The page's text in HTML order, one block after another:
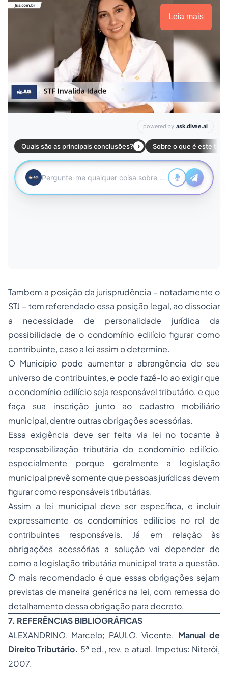
Leia mais
Tambem a posição da jurisprudência – notadamente o
STJ – tem referendado essa posição legal, ao dissociar
a necessidade de personalidade jurídica da
possibilidade de o condomínio edilício figurar como
contribuinte, caso a lei assim o determine.
O Município pode aumentar a abrangência do seu
universo de contribuintes, e pode fazê-lo ao exigir que
o condomínio edilício seja responsável tributário, e que
faça sua inscrição junto ao cadastro mobiliário
municipal, dentre outras obrigações acessórias.
Essa exigência deve ser feita via lei no tocante à
responsabilização tributária do condomínio edilício,
especialmente porque geralmente a legislação
municipal prevê somente que pessoas jurídicas devem
figurar como responsáveis tributárias.
Assim a lei municipal deve ser específica, e incluir
expressamente os condomínios edilícios no rol de
contribuintes responsáveis. Já em relação às
obrigações acessórias a solução vai depender de
como a legislação tributária municipal trata a questão.
O mais recomendado é que essas obrigações sejam
previstas de maneira genérica na lei, com remessa do
detalhamento dessa obrigação para decreto.
7. REFERÊNCIAS BIBLIOGRÁFICAS
ALEXANDRINO, Marcelo; PAULO, Vicente. Manual de
Direito Tributário. 5ª ed., rev. e atual. Impetus: Niterói,
2007.